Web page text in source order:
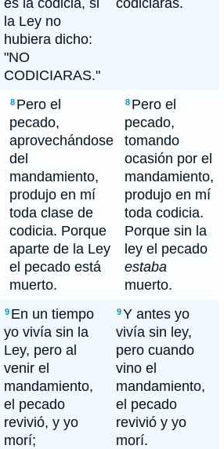
es la codicia, si
la Ley no
hubiera dicho:
"NO
CODICIARAS."
codiciarás.
8 Pero el
pecado,
aprovechándose
del
mandamiento,
produjo en mí
toda clase de
codicia. Porque
aparte de la Ley
el pecado está
muerto.
8 Pero el
pecado,
tomando
ocasión por el
mandamiento,
produjo en mí
toda codicia.
Porque sin la
ley el pecado
estaba
muerto.
9 En un tiempo
yo vivía sin la
Ley, pero al
venir el
mandamiento,
el pecado
revivió, y yo
morí;
9Y antes yo
vivía sin ley,
pero cuando
vino el
mandamiento,
el pecado
revivió y yo
morí.